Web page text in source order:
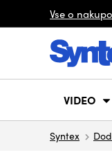
Vse o
VIDEO
Syntex